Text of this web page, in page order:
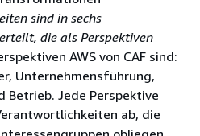
sind in sechs
die als Perspektiven
AWS von CAF sind:
Unternehmensführung,
Jede Perspektive
ab, die